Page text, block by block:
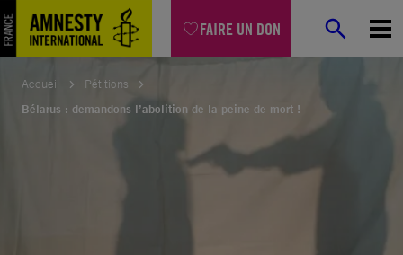
FAIRE UN DON
Aller
au
contenu
Accueil
Pétitions
Bélarus : demandons l’abolition de la peine de mort !